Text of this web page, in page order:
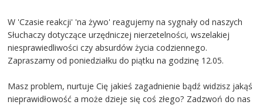
W 'Czasie reakcji' 'na żywo' reagujemy na sygnały od naszych
Słuchaczy dotyczące urzędniczej nierzetelności, wszelakiej
niesprawiedliwości czy absurdów życia codziennego.
Zapraszamy od poniedziałku do piątku na godzinę 12.05.
Masz problem, nurtuje Cię jakieś zagadnienie bądź widzisz jakąś
nieprawidłowość a może dzieje się coś złego? Zadzwoń do nas